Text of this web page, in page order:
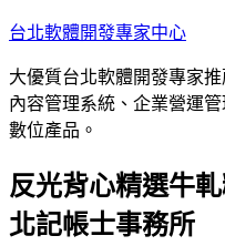
跳
主
要
內
台北軟體開發專家中心
大優質台北軟體開發專家
內容管理系統、企業營運
數位產品。
反光背心精選牛
北記帳士事務所